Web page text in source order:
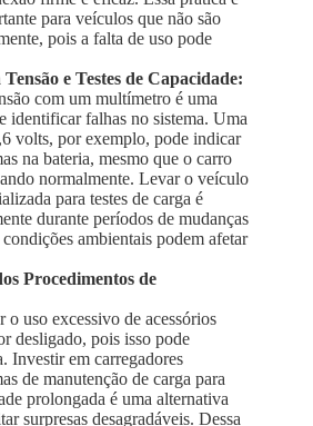
para veículos que não são
pois a falta de uso pode
e Testes de Capacidade:
com um multímetro é uma
identificar falhas no sistema. Uma
volts, por exemplo, pode indicar
na bateria, mesmo que o carro
normalmente. Levar o veículo
para testes de carga é
durante períodos de mudanças
ambientais podem afetar
Procedimentos de
o uso excessivo de acessórios
desligado, pois isso pode
Investir em carregadores
de manutenção de carga para
prolongada é uma alternativa
surpresas desagradáveis. Dessa